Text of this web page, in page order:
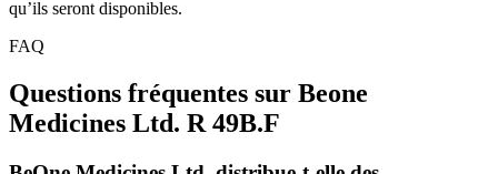
qu’ils seront disponibles.
FAQ
Questions fréquentes sur Beone
Medicines Ltd. R 49B.F